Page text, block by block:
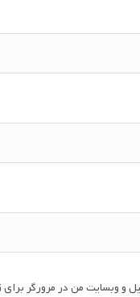
و وبسایت من در مرورگر